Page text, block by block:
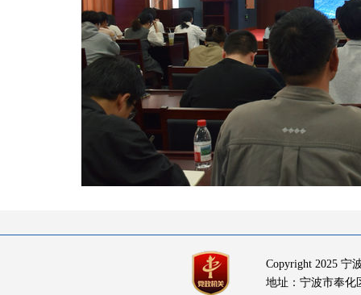
Copyright 2025 宁
地址：宁波市奉化